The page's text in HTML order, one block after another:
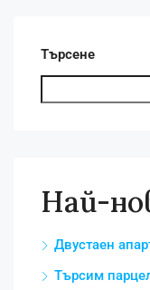
Търсене
Най-
Двустаен
Търсим